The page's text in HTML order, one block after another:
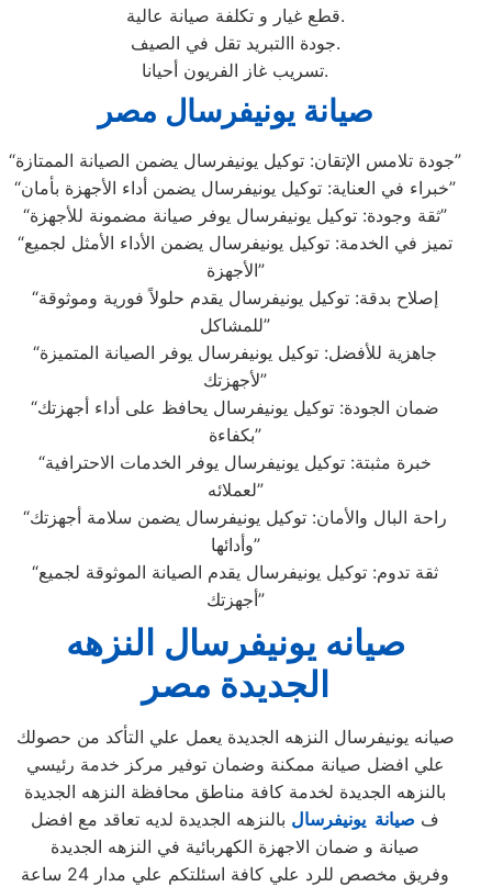
قطع غيار و تكلفة صيانة عالية.
جودة االتبريد تقل في الصيف.
تسريب غاز الفريون أحيانا.
صيانة يونيفرسال مصر
“جودة تلامس الإتقان: توكيل يونيفرسال يضمن الصيانة الممتازة”
“خبراء في العناية: توكيل يونيفرسال يضمن أداء الأجهزة بأمان”
“ثقة وجودة: توكيل يونيفرسال يوفر صيانة مضمونة للأجهزة”
“تميز في الخدمة: توكيل يونيفرسال يضمن الأداء الأمثل لجميع
الأجهزة”
“إصلاح بدقة: توكيل يونيفرسال يقدم حلولاً فورية وموثوقة
للمشاكل”
“جاهزية للأفضل: توكيل يونيفرسال يوفر الصيانة المتميزة
لأجهزتك”
“ضمان الجودة: توكيل يونيفرسال يحافظ على أداء أجهزتك
بكفاءة”
“خبرة مثبتة: توكيل يونيفرسال يوفر الخدمات الاحترافية
لعملائه”
“راحة البال والأمان: توكيل يونيفرسال يضمن سلامة أجهزتك
وأدائها”
“ثقة تدوم: توكيل يونيفرسال يقدم الصيانة الموثوقة لجميع
أجهزتك”
صيانه يونيفرسال النزهه
الجديدة مصر
صيانه يونيفرسال النزهه الجديدة يعمل علي التأكد من حصولك
علي افضل صيانة ممكنة وضمان توفير مركز خدمة رئيسي
بالنزهه الجديدة لخدمة كافة مناطق محافظة النزهه الجديدة
ف صيانة يونيفرسال بالنزهه الجديدة لديه تعاقد مع افضل
صيانة و ضمان الاجهزة الكهربائية في النزهه الجديدة
وفريق مخصص للرد علي كافة اسئلتكم علي مدار 24 ساعة